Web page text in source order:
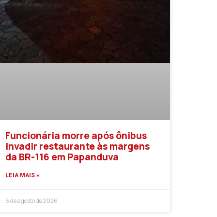
Funcionária morre após ônibus
invadir restaurante às margens
da BR-116 em Papanduva
LEIA MAIS »
6 de agosto de 2026